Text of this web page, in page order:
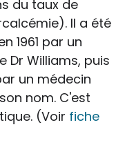
du taux de
Il a été
1961 par un
Dr Williams, puis
un médecin
nom. C'est
(Voir fiche